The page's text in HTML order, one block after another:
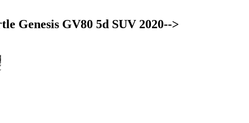
Genesis GV80 5d SUV 2020-->